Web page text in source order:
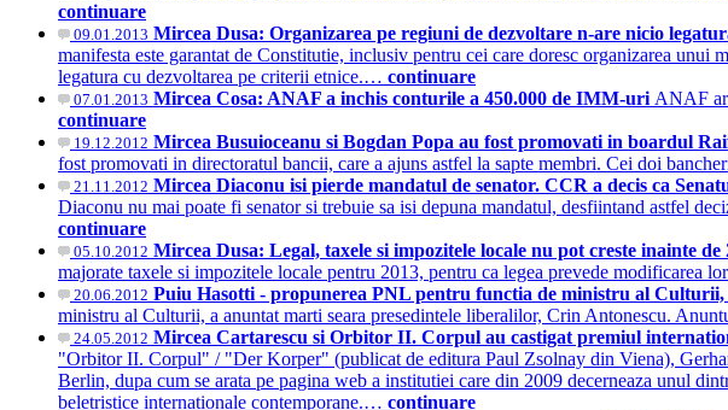
continuare
09.01.2013 Mircea Dusa: Organizarea pe regiuni de dezvoltare n-are nicio
manifesta este garantat de Constitutie, inclusiv pentru cei care doresc organizarea
legatura cu dezvoltarea pe criterii etnice.… continuare
07.01.2013 Mircea Cosa: ANAF a inchis conturile a 450.000 de IMM-uri ANAF ar
continuare
19.12.2012 Mircea Busuioceanu si Bogdan Popa au fost promovati in boardul
fost promovati in directoratul bancii, care a ajuns astfel la sapte membri. Cei doi
21.11.2012 Mircea Diaconu isi pierde mandatul de senator. CCR a decis ca
Diaconu nu mai poate fi senator si trebuie sa isi depuna mandatul, desfiintand astfel
continuare
05.10.2012 Mircea Dusa: Legal, taxele si impozitele locale nu pot creste inainte de
majorate taxele si impozitele locale pentru 2013, pentru ca legea prevede
20.06.2012 Puiu Hasotti - propunerea PNL pentru functia de ministru al
ministru al Culturii, a anuntat marti seara presedintele liberalilor, Crin Antonescu.
24.05.2012 Mircea Cartarescu si Orbitor II. Corpul au castigat premiul
"Orbitor II. Corpul" / "Der Korper" (publicat de editura Paul Zsolnay din Viena),
Berlin, dupa cum se arata pe pagina web a institutiei care din 2009 decerneaza unul
beletristice internationale contemporane.… continuare